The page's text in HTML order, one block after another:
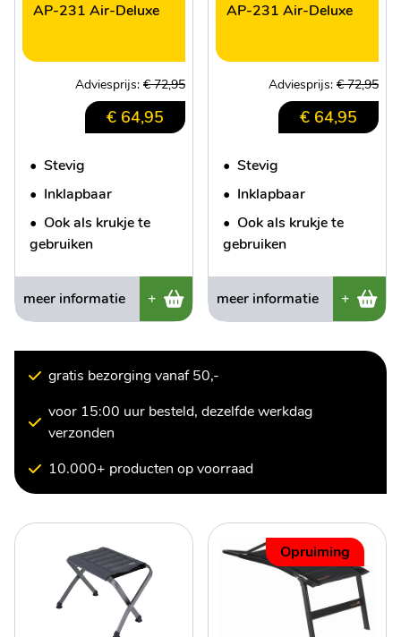
AP-231 Air-Deluxe
Adviesprijs: € 72,95
€ 64,95
• Stevig
• Inklapbaar
• Ook als krukje te
gebruiken
meer informatie +
AP-231 Air-Deluxe
Adviesprijs: € 72,95
€ 64,95
• Stevig
• Inklapbaar
• Ook als krukje te
gebruiken
meer informatie +
gratis bezorging vanaf 50,-
voor 15:00 uur besteld, dezelfde werkdag
verzonden
10.000+ producten op voorraad
Opruiming